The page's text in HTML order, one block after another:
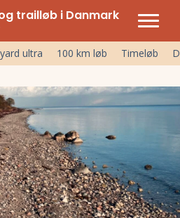
trailløb i Danmark
ultra 100 km løb Timeløb